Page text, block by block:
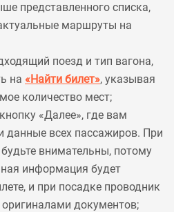
представленного списка,
маршруты на
поезд и тип вагона,
на «Найти билет», указывая
количество мест;
«Далее», где вам
данные всех пассажиров. При
внимательны, потому
информация будет
и при посадке проводник
оригиналами документов;